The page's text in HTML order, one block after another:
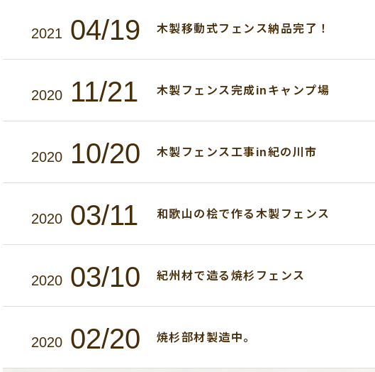
2021 04/19 木製移動式フェンス納品完了！
2020 11/21 木製フェンス完成inキャンプ場
2020 10/20 木製フェンス工事in紀の川市
2020 03/11 和歌山の桧で作る木製フェンス
2020 03/10 紀州材で造る焼杉フェンス
2020 02/20 焼杉部材製造中。